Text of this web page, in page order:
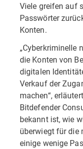
Viele greifen auf
Passwörter
Konten.
„Cyberkriminelle
die Konten von
digitalen
Verkauf der
machen“,
Bitdefender
bekannt ist, wie
überwiegt für die
einige wenige